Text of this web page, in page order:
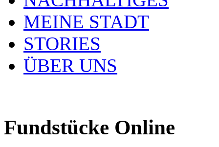
MEINE STADT
STORIES
ÜBER UNS
Fundstücke Online